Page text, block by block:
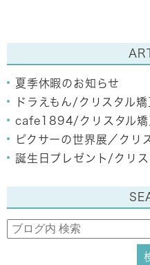
夏季休暇のお知らせ
ドラえもん/クリスタル
cafe1894/クリスタル矯
ピクサーの世界展／クリ
誕生日プレゼント/クリ